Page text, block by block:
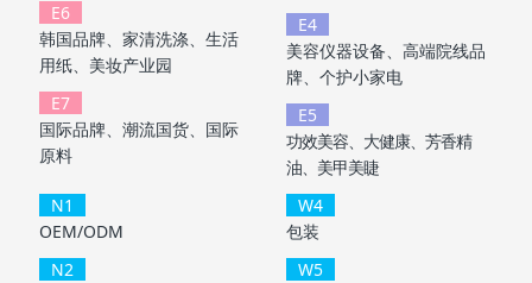
E6
韩国品牌、家清洗涤、生活
用纸、美妆产业园
E7
国际品牌、潮流国货、国际
原料
E4
美容仪器设备、高端院线品
牌、个护小家电
E5
功效美容、大健康、芳香精
油、美甲美睫
N1
OEM/ODM
N2
W4
包装
W5